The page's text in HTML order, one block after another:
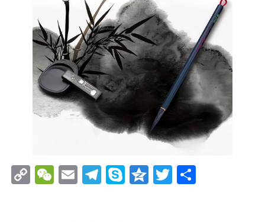
CopyWeChat
EmailTelegram
SkypeQzoneTwitter